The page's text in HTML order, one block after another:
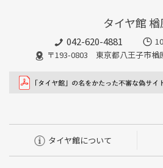
タイヤ館 楢
042-620-4881
〒193-0803 東京都八王子市楢
タイヤ館について